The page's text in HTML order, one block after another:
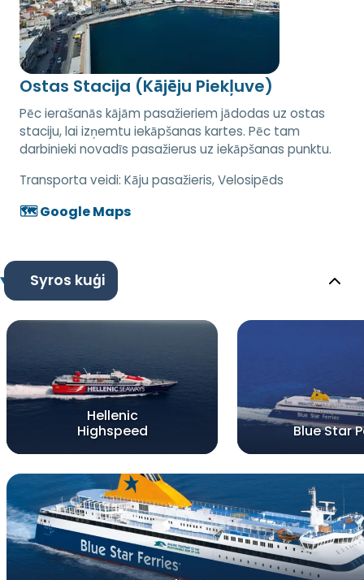
Ostas Stacija (Kājēju Piekļuve)
Pēc ierašanās kājām pasažieriem jādodas uz ostas
staciju, lai izņemtu iekāpšanas kartes. Pēc tam
darbinieki novadīs pasažierus uz iekāpšanas punktu.
Transporta veidi: Kāju pasažieris, Velosipēds
🗺️ Google Maps
Syros kuģi
Hellenic
Highspeed
Blue Star